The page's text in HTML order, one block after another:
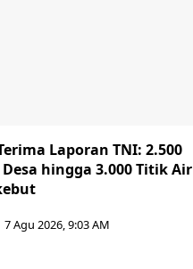
Laporan TNI: 2.500
hingga 3.000 Titik Air
7 Agu 2026, 9:03 AM